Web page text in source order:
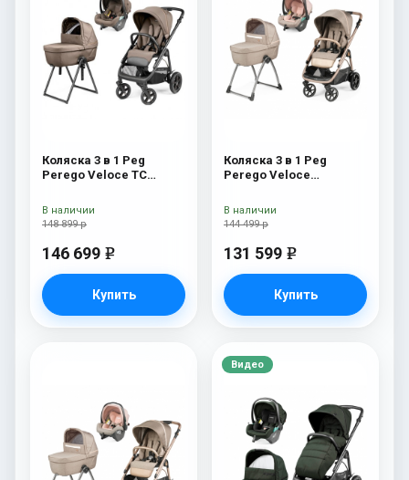
Коляска 3 в 1 Peg
Perego Veloce TC
Bark New
148 899 р
146 699 e
Купить
В наличии
Коляска 3 в 1 Peg
Perego Veloce
Amour
144 499 р
131 599 e
Купить
В наличии
Видео